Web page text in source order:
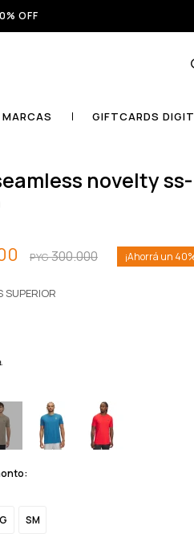
OFF
MARCAS GIFTCARDS
PYG300.000 40
SUPERIOR
SM